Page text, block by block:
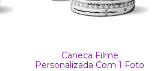
Caneca Filme
Personalizada Com 1 Foto